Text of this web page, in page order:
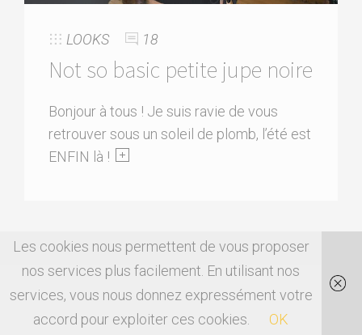
LOOKS 18
Not so basic petite jupe noire
Bonjour à tous ! Je suis ravie de vous
retrouver sous un soleil de plomb, l’été est
ENFIN là !
Les cookies nous permettent de vous proposer
nos services plus facilement. En utilisant nos
services, vous nous donnez expressément votre
accord pour exploiter ces cookies.
OK